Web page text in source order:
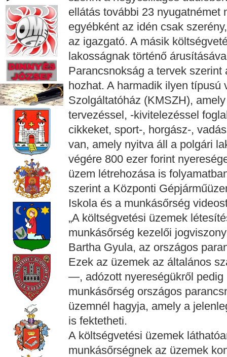
ellátás további 23 nyugatnémet
egyébként az idén csak
az igazgató. A másik
lakosságnak történő
Parancsnokság a tervek
hozhat. A harmadik ilyen
Szolgáltatóház (KMSZH),
tervezéssel, -kivitelezéssel
cikkeket, sport-, horgász-,
van, amely nyitva áll a polgári
végére 800 ezer forint
üzem létrehozása is
szerint a Központi
Iskola és a munkásőrség
„A költségvetési üzemek
munkásőrség kezelői
Bartha Gyula, az országos
Ezek az üzemek az általános
—, adózott nyereségükről pedig
munkásőrség országos
üzemnél hagyja, amely a
is fektetheti.
A költségvetési üzemek
munkásőrségnek az üzemek